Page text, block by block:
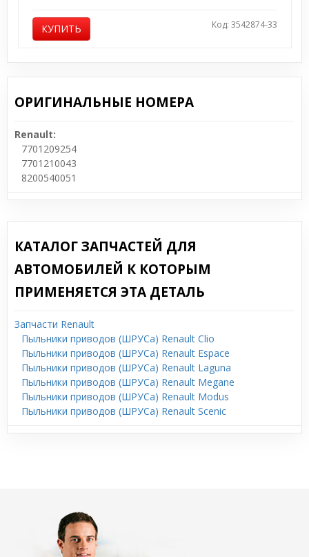
КУПИТЬ Код: 3542874-33
ОРИГИНАЛЬНЫЕ НОМЕРА
Renault:
7701209254
7701210043
8200540051
КАТАЛОГ ЗАПЧАСТЕЙ ДЛЯ
АВТОМОБИЛЕЙ К КОТОРЫМ
ПРИМЕНЯЕТСЯ ЭТА ДЕТАЛЬ
Запчасти Renault
Пыльники приводов (ШРУСа) Renault Clio
Пыльники приводов (ШРУСа) Renault Espace
Пыльники приводов (ШРУСа) Renault Laguna
Пыльники приводов (ШРУСа) Renault Megane
Пыльники приводов (ШРУСа) Renault Modus
Пыльники приводов (ШРУСа) Renault Scenic